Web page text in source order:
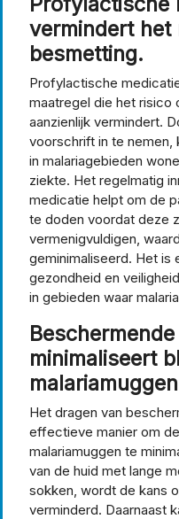
vermindert het
besmetting.
Profylactische
maatregel die het risico
aanzienlijk vermindert.
voorschrift in te nemen,
in malariagebieden
ziekte. Het regelmatig
medicatie helpt om de
te doden voordat deze
vermenigvuldigen,
geminimaliseerd. Het is
gezondheid en
in gebieden waar
minimaliseert
Het dragen van
effectieve manier om
malariamuggen te
van de huid met lange
sokken, wordt de kans
verminderd. Daarnaast